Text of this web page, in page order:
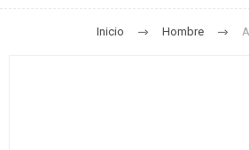
Inicio Hombre